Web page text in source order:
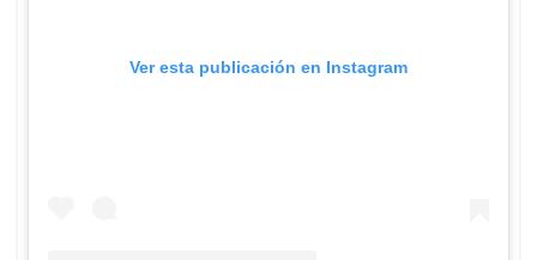
Ver esta publicación en Instagram